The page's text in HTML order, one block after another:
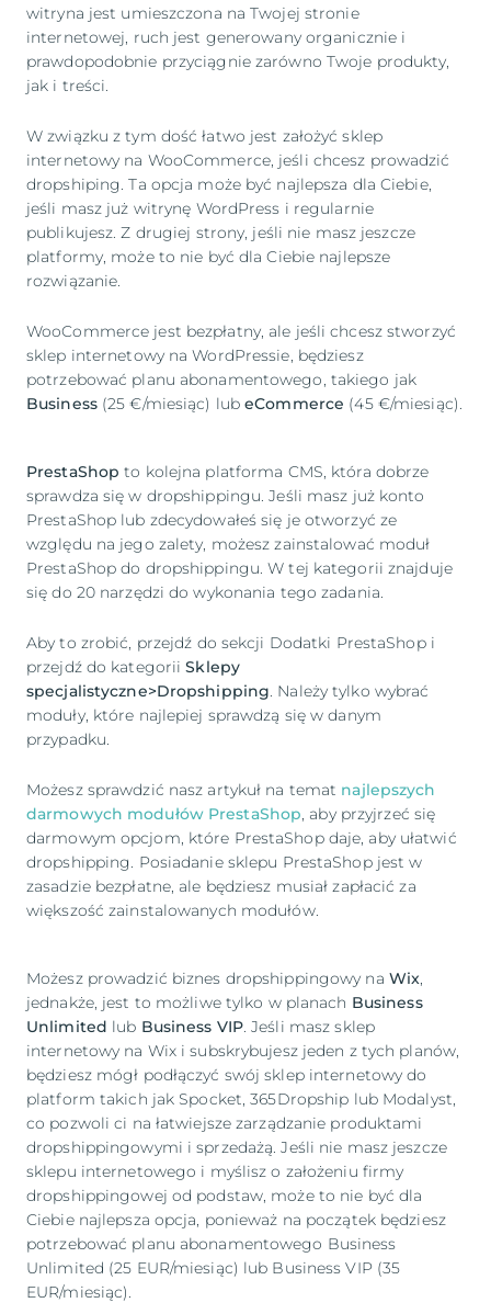
witryna jest umieszczona na Twojej stronie
internetowej, ruch jest generowany organicznie i
prawdopodobnie przyciągnie zarówno Twoje produkty,
jak i treści.
W związku z tym dość łatwo jest założyć sklep
internetowy na WooCommerce, jeśli chcesz prowadzić
dropshiping. Ta opcja może być najlepsza dla Ciebie,
jeśli masz już witrynę WordPress i regularnie
publikujesz. Z drugiej strony, jeśli nie masz jeszcze
platformy, może to nie być dla Ciebie najlepsze
rozwiązanie.
WooCommerce jest bezpłatny, ale jeśli chcesz stworzyć
sklep internetowy na WordPressie, będziesz
potrzebować planu abonamentowego, takiego jak
Business(25 €/miesiąc) lubeCommerce (45 €/miesiąc).
PrestaShop to kolejna platforma CMS, która dobrze
sprawdza się w dropshippingu. Jeśli masz już konto
PrestaShop lub zdecydowałeś się je otworzyć ze
względu na jego zalety, możesz zainstalować moduł
PrestaShop do dropshippingu. W tej kategorii znajduje
się do 20 narzędzi do wykonania tego zadania.
Aby to zrobić, przejdź do sekcji Dodatki PrestaShop i
przejdź do kategoriiSklepy
specjalistyczne>Dropshipping. Należy tylko wybrać
moduły, które najlepiej sprawdzą się w danym
przypadku.
Możesz sprawdzić nasz artykuł na temat najlepszych
darmowych modułów PrestaShop, aby przyjrzeć się
darmowym opcjom, które PrestaShop daje, aby ułatwić
dropshipping. Posiadanie sklepu PrestaShop jest w
zasadzie bezpłatne, ale będziesz musiał zapłacić za
większość zainstalowanych modułów.
Możesz prowadzić biznes dropshippingowy na Wix,
jednakże, jest to możliwe tylko w planach Business
Unlimited lub Business VIP. Jeśli masz sklep
internetowy na Wix i subskrybujesz jeden z tych planów,
będziesz mógł podłączyć swój sklep internetowy do
platform takich jak Spocket, 365Dropship lub Modalyst,
co pozwoli ci na łatwiejsze zarządzanie produktami
dropshippingowymi i sprzedażą. Jeśli nie masz jeszcze
sklepu internetowego i myślisz o założeniu firmy
dropshippingowej od podstaw, może to nie być dla
Ciebie najlepsza opcja, ponieważ na początek będziesz
potrzebować planu abonamentowego Business
Unlimited (25 EUR/miesiąc) lub Business VIP (35
EUR/miesiąc).